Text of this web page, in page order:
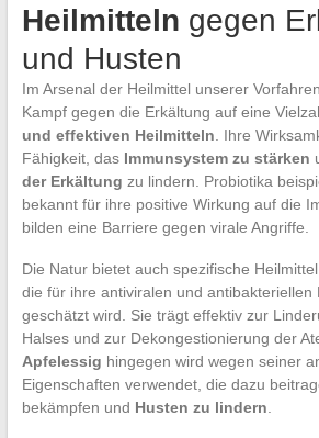
Heilmitteln gegen
und Husten
Im Arsenal der Heilmittel unserer
Kampf gegen die Erkältung auf eine
und effektiven Heilmitteln . Ihre
Fähigkeit, das Immunsystem zu stärken
der Erkältung zu lindern. Probiotika
bekannt für ihre positive Wirkung auf die
bilden eine Barriere gegen virale Angriffe.
Die Natur bietet auch spezifische
die für ihre antiviralen und antibakteriellen
geschätzt wird. Sie trägt effektiv zur
Halses und zur Dekongestionierung der
Apfelessig hingegen wird wegen seiner
Eigenschaften verwendet, die dazu
bekämpfen und Husten zu lindern